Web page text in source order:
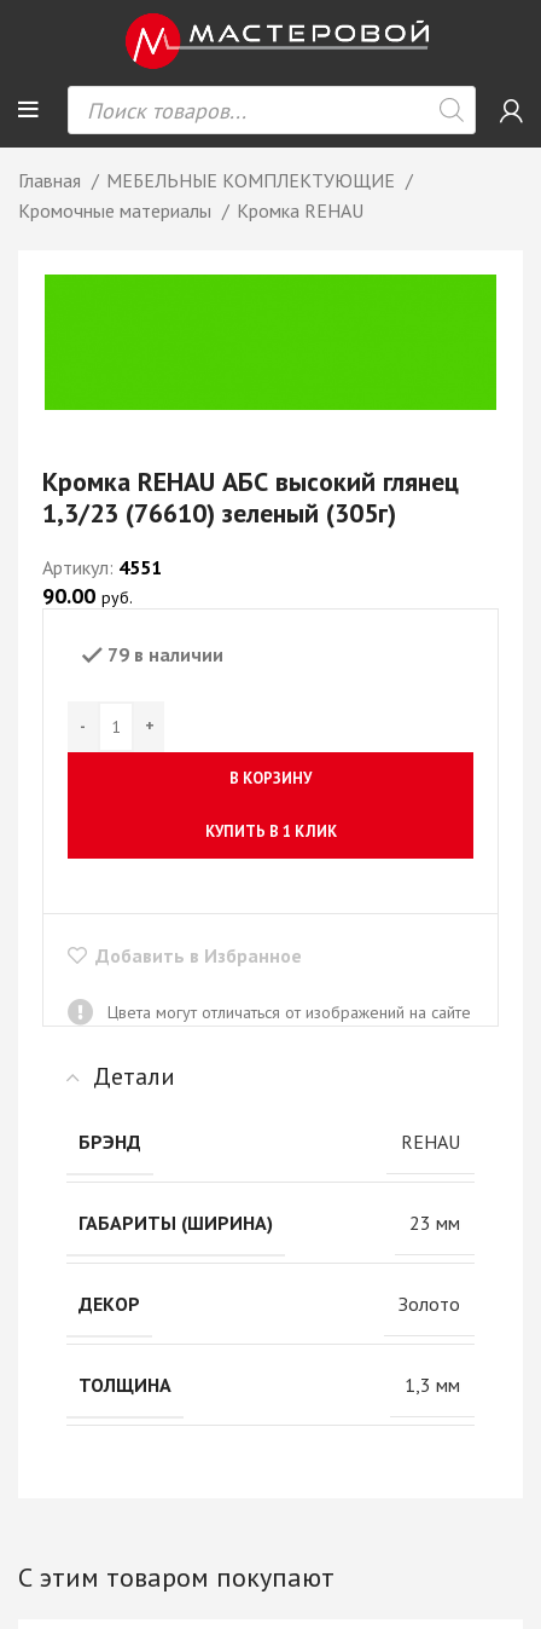
Главная
МЕБЕЛЬНЫЕ КОМПЛЕКТУЮЩИЕ
Кромочные материалы
Кромка REHAU
Кромка REHAU АБС высокий глянец
1,3/23 (76610) зеленый (305г)
Артикул: 4551
90.00 руб.
79 в наличии
В КОРЗИНУ
КУПИТЬ В 1 КЛИК
Добавить в Избранное
Цвета могут отличаться от изображений на сайте
Детали
БРЭНД REHAU
ГАБАРИТЫ (ШИРИНА) 23 мм
ДЕКОР Золото
ТОЛЩИНА 1,3 мм
С этим товаром покупают